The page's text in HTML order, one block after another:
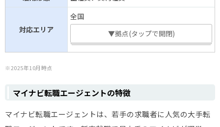
対応エリア
全国
▼拠点(タップで開閉)
※2025年10月時点
マイナビ転職エージェントの特徴
マイナビ転職エージェントは、若手の求職者に人気の大手転